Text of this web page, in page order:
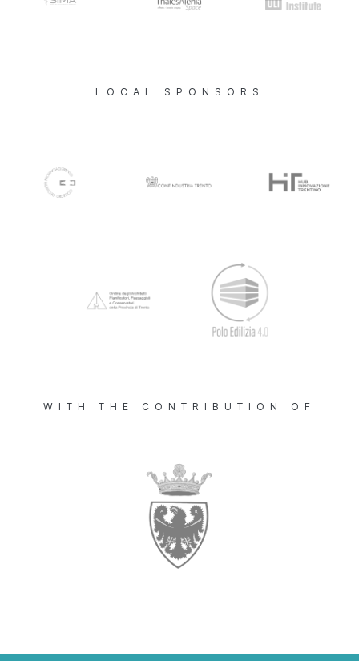
LOCAL SPONSORS
WITH THE CONTRIBUTION OF